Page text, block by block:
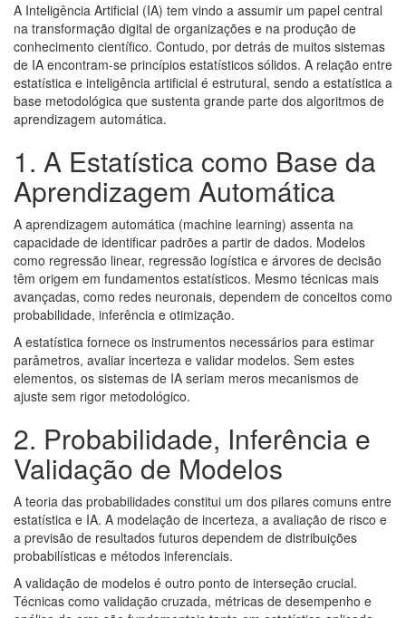
A Inteligência Artificial (IA) tem vindo a assumir um papel central
na transformação digital de organizações e na produção de
conhecimento científico. Contudo, por detrás de muitos sistemas
de IA encontram-se princípios estatísticos sólidos. A relação entre
estatística e inteligência artificial é estrutural, sendo a estatística a
base metodológica que sustenta grande parte dos algoritmos de
aprendizagem automática.
1. A Estatística como Base da
Aprendizagem Automática
A aprendizagem automática (machine learning) assenta na
capacidade de identificar padrões a partir de dados. Modelos
como regressão linear, regressão logística e árvores de decisão
têm origem em fundamentos estatísticos. Mesmo técnicas mais
avançadas, como redes neuronais, dependem de conceitos como
probabilidade, inferência e otimização.
A estatística fornece os instrumentos necessários para estimar
parâmetros, avaliar incerteza e validar modelos. Sem estes
elementos, os sistemas de IA seriam meros mecanismos de
ajuste sem rigor metodológico.
2. Probabilidade, Inferência e
Validação de Modelos
A teoria das probabilidades constitui um dos pilares comuns entre
estatística e IA. A modelação de incerteza, a avaliação de risco e
a previsão de resultados futuros dependem de distribuições
probabilísticas e métodos inferenciais.
A validação de modelos é outro ponto de interseção crucial.
Técnicas como validação cruzada, métricas de desempenho e